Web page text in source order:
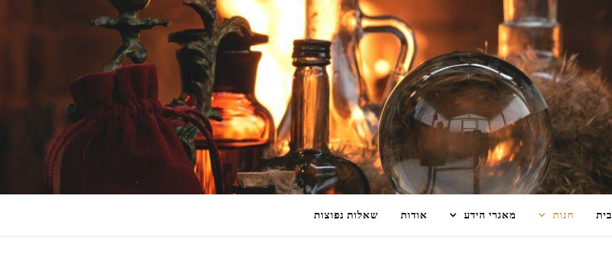
בית חנות מאגרי הידע אודות שאלות נפוצות